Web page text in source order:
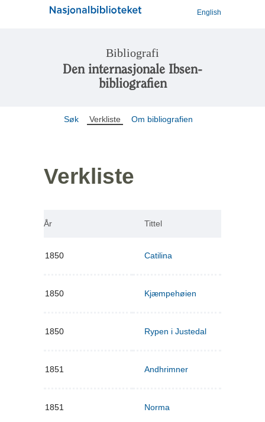
English
Bibliografi
Den internasjonale Ibsen-
bibliografien
Søk Verkliste Om bibliografien
Verkliste
År Tittel
1850 Catilina
1850 Kjæmpehøien
1850 Rypen i Justedal
1851 Andhrimner
1851 Norma